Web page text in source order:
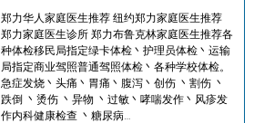
郑力华人家庭医生推荐 纽约郑力家庭医生推荐
郑力家庭医生诊所 郑力布鲁克林家庭医生推荐各
种体检移民局指定绿卡体检丶护理员体检丶运输
局指定商业驾照普通驾照体检丶各种学校体检。
急症发烧丶头痛丶胃痛丶腹泻丶创伤 丶割伤 丶
跌倒 丶烫伤 丶异物 丶过敏丶哮喘发作丶风疹发
作内科健康检查 丶糖尿病…